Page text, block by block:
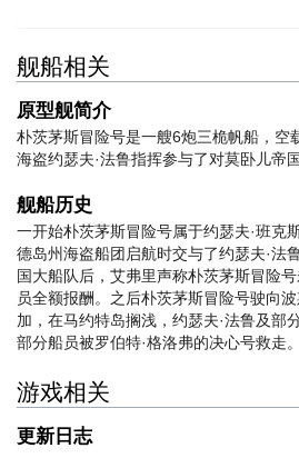
舰船相关
原型舰简介
朴茨茅斯冒险号是一艘6炮三桅帆船，空
海盗约瑟夫·法鲁指挥参与了对莫卧儿帝
舰船历史
一开始朴茨茅斯冒险号属于约瑟夫·班克
德岛州海盗船团启航时交与了约瑟夫·法
国大船队后，艾弗里声称朴茨茅斯冒险
员全额报酬。之后朴茨茅斯冒险号驶向
加，在马约特岛搁浅，约瑟夫·法鲁及部
部分船员被罗伯特·格洛弗的决心号救走。
游戏相关
更新日志